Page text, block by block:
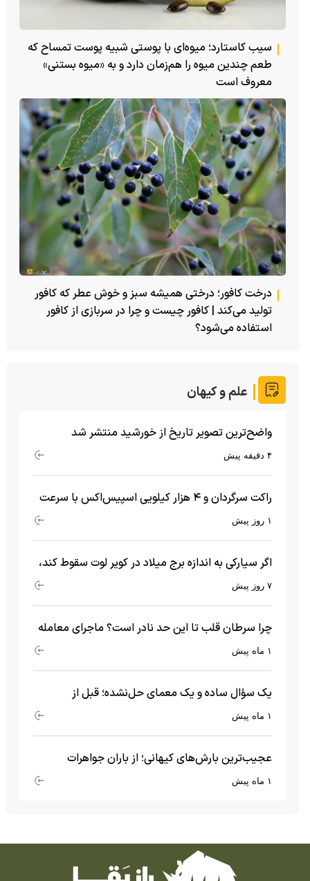
سیب کاستارد؛ میوه‌ای با پوستی شبیه پوست تمساح که
طعم چندین میوه را هم‌زمان دارد و به «میوه بستنی»
معروف است
درخت کافور؛ درختی همیشه سبز و خوش عطر که کافور
تولید می‌کند | کافور چیست و چرا در سربازی از کافور
استفاده می‌شود؟
علم و کیهان
واضح‌ترین تصویر تاریخ از خورشید منتشر شد
۴ دقیقه پیش
راکت سرگردان و ۴ هزار کیلویی اسپیس‌اکس با سرعت
هشت هزار و ۶۹۰ کیلومتر در ساعت به ماه برخورد کرد۱ روز پیش
اگر سیارکی به اندازه برج میلاد در کویر لوت سقوط کند،
چه اتفاقی می‌افتد؟
۷ روز پیش
چرا سرطان قلب تا این حد نادر است؟ ماجرای معامله
عجیبی که در بدن اتفاق می‌افتد!۱ ماه پیش
یک سؤال ساده و یک معمای حل‌نشده؛ قبل از
بیگ‌بنگ و آغاز جهان چه چیزی وجود داشت؟۱ ماه پیش
عجیب‌ترین بارش‌های کیهانی؛ از باران جواهرات
گران‌قیمت تا بارش آهن و شیشه۱ ماه پیش